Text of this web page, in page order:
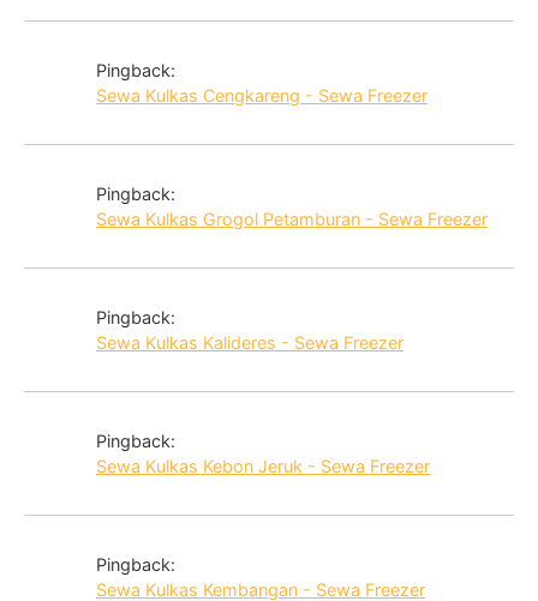
Pingback:
Sewa Kulkas Cengkareng - Sewa Freezer
Pingback:
Sewa Kulkas Grogol Petamburan - Sewa Freezer
Pingback:
Sewa Kulkas Kalideres - Sewa Freezer
Pingback:
Sewa Kulkas Kebon Jeruk - Sewa Freezer
Pingback:
Sewa Kulkas Kembangan - Sewa Freezer